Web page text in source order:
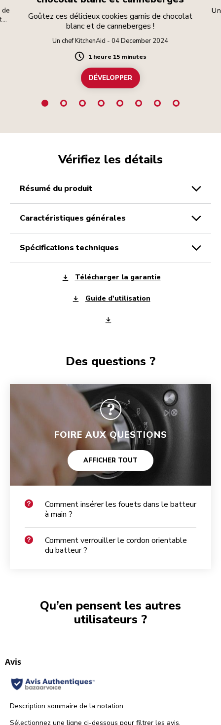
Goûtez ces délicieux cookies garnis de chocolat
blanc et de canneberges !
Un chef KitchenAid - 04 December 2024
Duration
1 heure 15 minutes
DÉVELOPPER
Vérifiez les détails
résumé du produit
caractéristiques générales
spécifications techniques
Télécharger la garantie
Guide d'utilisation
Des questions ?
FOIRE AUX QUESTIONS
AFFICHER TOUT
Comment insérer les fouets dans le batteur
à main ?
Comment verrouiller le cordon orientable
du batteur ?
Qu’en pensent les autres
utilisateurs ?